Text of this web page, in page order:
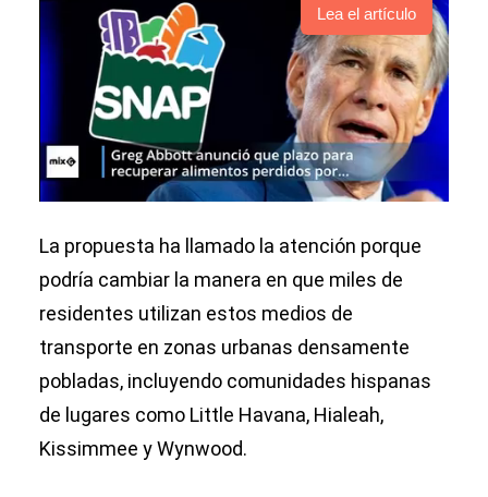
Lea el artículo
La propuesta ha llamado la atención porque
podría cambiar la manera en que miles de
residentes utilizan estos medios de
transporte en zonas urbanas densamente
pobladas, incluyendo comunidades hispanas
de lugares como Little Havana, Hialeah,
Kissimmee y Wynwood.